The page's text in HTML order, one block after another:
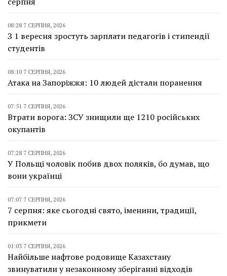
08:28 7 СЕРПНЯ, 2026
З 1 вересня зростуть зарплати педагогів і стипендії
студентів
08:10 7 СЕРПНЯ, 2026
Атака на Запоріжжя: 10 людей дістали поранення
07:51 7 СЕРПНЯ, 2026
Втрати ворога: ЗСУ знищили ще 1210 російських
окупантів
07:28 7 СЕРПНЯ, 2026
У Польщі чоловік побив двох поляків, бо думав, що
вони українці
07:07 7 СЕРПНЯ, 2026
7 серпня: яке сьогодні свято, іменини, традиції,
прикмети
01:03 7 СЕРПНЯ, 2026
Найбільше нафтове родовище Казахстану
звинуватили у незаконному зберіганні відходів